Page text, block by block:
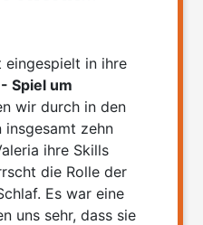
eingespielt in ihre
Spiel um
wir durch in den
insgesamt zehn
ihre Skills
die Rolle der
Es war eine
uns sehr, dass sie